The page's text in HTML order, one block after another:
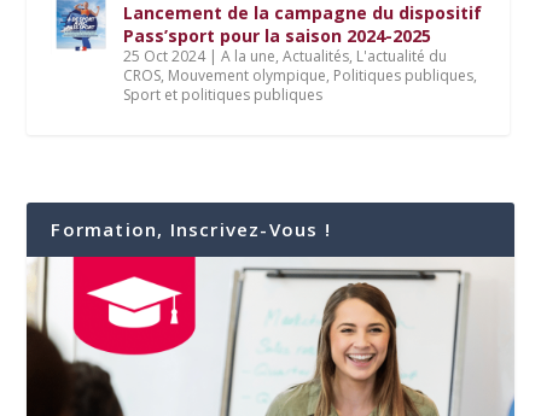
Lancement de la campagne du dispositif
Pass’sport pour la saison 2024-2025
25 Oct 2024|A la une,Actualités, L'actualité du
CROS, Mouvement olympique, Politiques publiques,
Sport et politiques publiques
Formation, Inscrivez-Vous !